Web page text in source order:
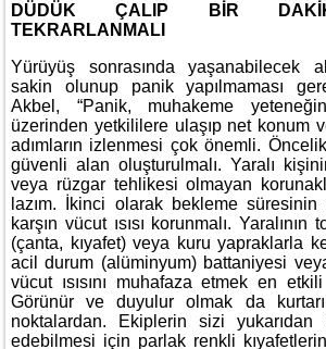
DÜDÜK ÇALIP BİR
TEKRARLANMALI
Yürüyüş sonrasında yaşanabilecek
sakin olunup panik yapılmaması
Akbel, “Panik, muhakeme
üzerinden yetkililere ulaşıp net konum
adımların izlenmesi çok önemli.
güvenli alan oluşturulmalı. Yaralı
veya rüzgar tehlikesi olmayan
lazım. İkinci olarak bekleme süresinin
karşın vücut ısısı korunmalı. Yaralının
(çanta, kıyafet) veya kuru yapraklarla
acil durum (alüminyum) battaniyesi
vücut ısısını muhafaza etmek en
Görünür ve duyulur olmak da
noktalardan. Ekiplerin sizi
edebilmesi için parlak renkli